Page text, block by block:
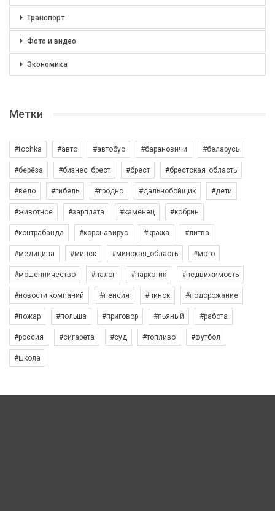
Транспорт
Фото и видео
Экономика
Метки
#tochka #авто #автобус #барановичи #беларусь
#берёза #бизнес_брест #брест #брестская_область
#вело #гибель #гродно #дальнобойщик #дети
#животное #зарплата #каменец #кобрин
#контрабанда #коронавирус #кража #литва
#медицина #минск #минская_область #мото
#мошенничество #налог #наркотик #недвижимость
#новости компаний #пенсия #пинск #подорожание
#пожар #польша #приговор #пьяный #работа
#россия #сигарета #суд #топливо #футбол
#школа